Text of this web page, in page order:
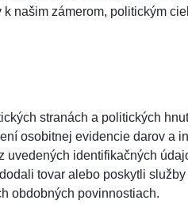
našim zámerom, politickým
stranách a politických
osobitnej evidencie darov a
identifikačných
tovar alebo poskytli
obdobných povinnostiach.